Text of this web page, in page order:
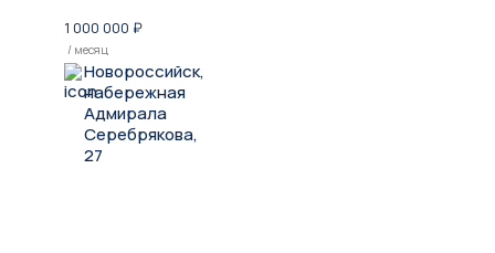
1 000 000 ₽
/ месяц
Новороссийск,
набережная
Адмирала
Серебрякова,
27